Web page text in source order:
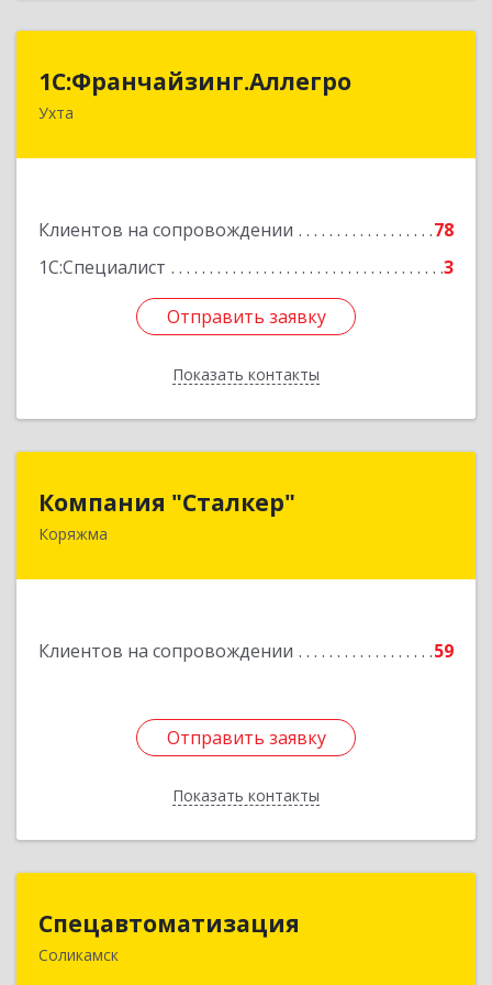
1С:Франчайзинг.Аллегро
Ухта
Клиентов на сопровождении
78
1С:Специалист
3
Отправить заявку
Показать контакты
1С:Франчайзинг.Аллегро
169304, Коми Респ, Ухта г, Чернова ул, дом №
Отправить заявку
Назад
Компания "Сталкер"
Коряжма
Клиентов на сопровождении 59
Отправить заявку
Показать контакты
Отправить заявку
Назад
Спецавтоматизация
Соликамск